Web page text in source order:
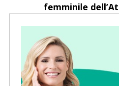
femminile